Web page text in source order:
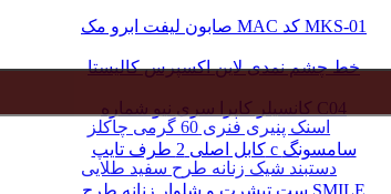
اسنک پنیری فنری 60 گرمی چاکلز
دستبند شیک زنانه طرح سفید طلایی
صابون لیفت ابرو مک MAC کد MKS-01
خط چشم نمدی لاین اکسپرس کالیستا
کانسیلر کاپرا سری نیو شماره C04
کابل اصلی 2 طرف تایپ c سامسونگ
ست تیشرت و شلوار زنانه طرح SMILE